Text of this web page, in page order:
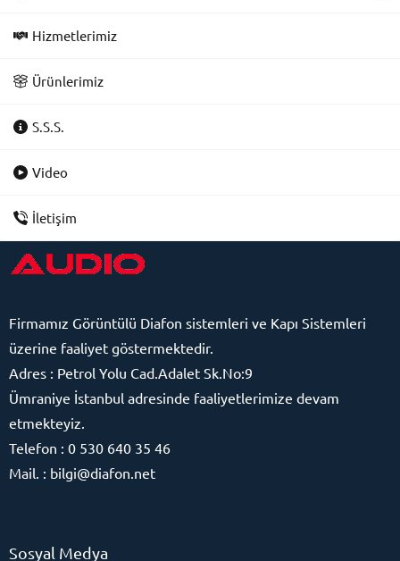
Hizmetlerimiz
Ürünlerimiz
S.S.S.
Video
İletişim
Firmamız Görüntülü Diafon sistemleri ve Kapı Sistemleri
üzerine faaliyet göstermektedir.
Adres : Petrol Yolu Cad.Adalet Sk.No:9
Ümraniye İstanbul adresinde faaliyetlerimize devam
etmekteyiz.
Telefon : 0 530 640 35 46
Mail. : bilgi@diafon.net
Sosyal Medya
Audio Görüntülü Diafon